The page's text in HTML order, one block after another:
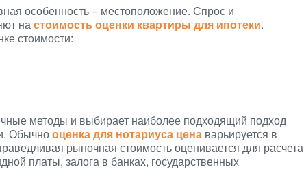
особенность – местоположение. Спрос и
настоимость оценки квартиры для ипотеки.
стоимости:
методы и выбирает наиболее подходящий подход
Обычнооценка для нотариуса цена варьируется в
рыночная стоимость оценивается для расчета
платы, залога в банках, государственных